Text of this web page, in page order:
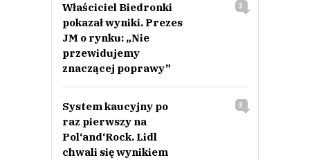
Właściciel Biedronki
pokazał wyniki. Prezes
JM o rynku: „Nie
przewidujemy
znaczącej poprawy”
3
System kaucyjny po
raz pierwszy na
Pol‘and‘Rock. Lidl
chwali się wynikiem
3